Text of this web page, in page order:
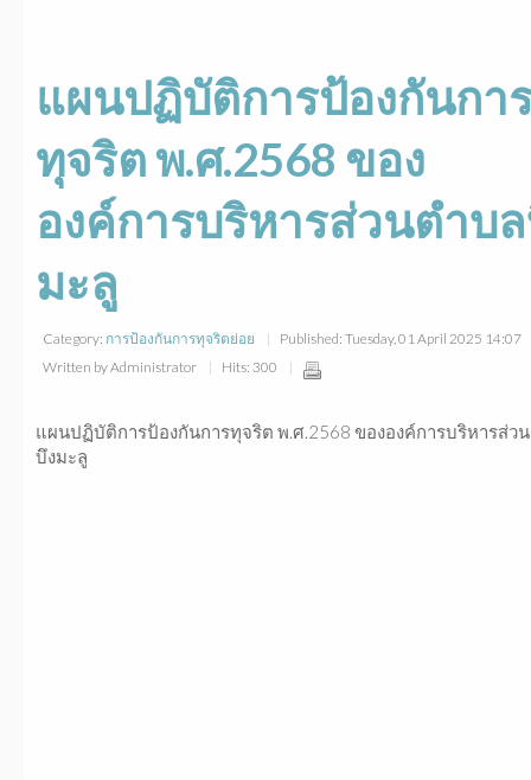
แผนปฏิบัติการป้องกันกา
ทุจริต พ.ศ.2568 ของ
องค์การบริหารส่วนตำบ
มะลู
Category: การป้องกันการทุจริตย่อย
Published: Tuesday, 01 April 2025 14:07
Written by Administrator
Hits: 300
แผนปฏิบัติการป้องกันการทุจริต พ.ศ.2568 ขององค์การบริหารส่ว
บึงมะลู